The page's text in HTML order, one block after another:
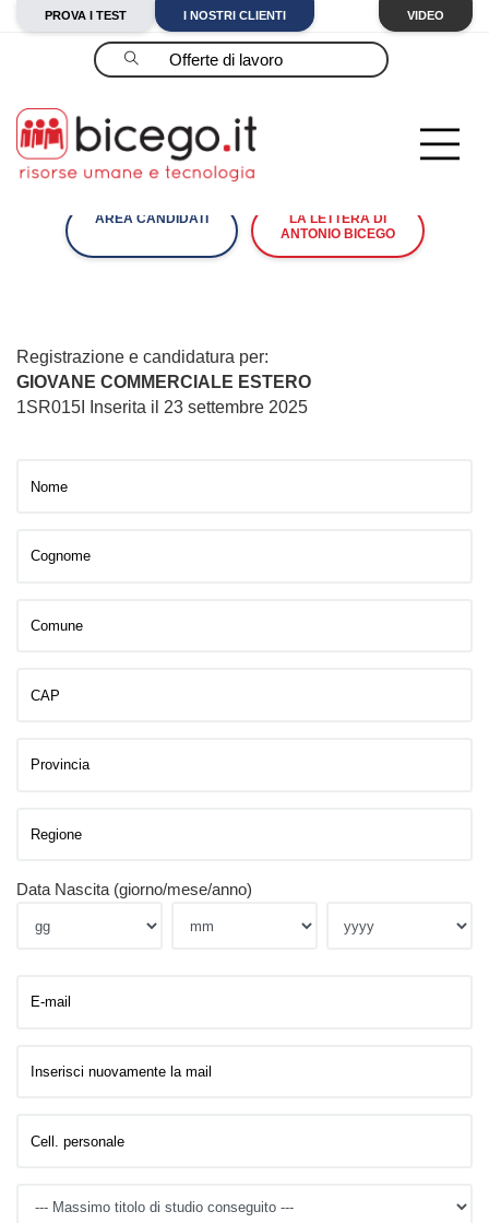
PROVA I TEST I NOSTRI CLIENTI VIDEO
Cerca
AREA CANDIDATI
LA LETTERA DI
ANTONIO BICEGO
Registrazione e candidatura per:
GIOVANE COMMERCIALE ESTERO
1SR015I Inserita il 23 settembre 2025
Data Nascita (giorno/mese/anno)